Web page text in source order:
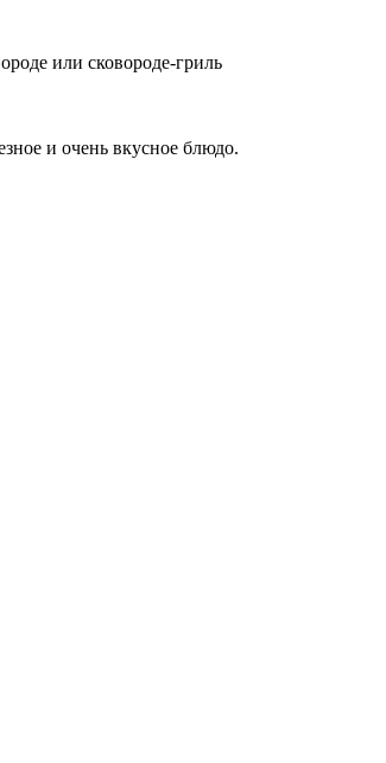
или сковороде-гриль
и очень вкусное блюдо.